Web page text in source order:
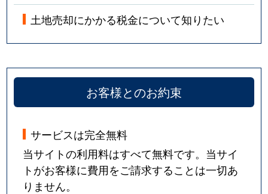
土地売却にかかる税金について知りたい
お客様とのお約束
サービスは完全無料
当サイトの利用料はすべて無料です。当サイ
トがお客様に費用をご請求することは一切あ
りません。